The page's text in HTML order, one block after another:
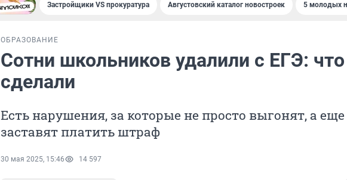
Застройщики VS прокуратура Августовский каталог новостроек 5 молодых
ОБРАЗОВАНИЕ
Сотни школьников удалили с ЕГЭ:
сделали
Есть нарушения, за которые не просто выгонят, а еще
заставят платить штраф
30 мая 2025, 15:46 14 597